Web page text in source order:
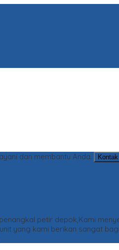
dan membantu Anda.
petir depok,Kami
unit yang kami berikan sangat